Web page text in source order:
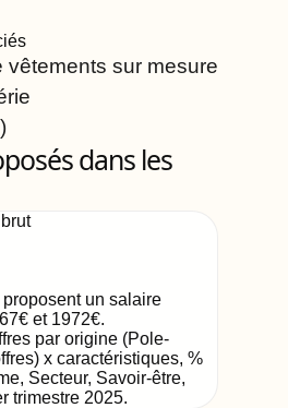
vêtements sur mesure
)
dans les
un salaire
€ et 1972€.
par origine (Pole-
x caractéristiques, %
Secteur, Savoir-être,
trimestre 2025.